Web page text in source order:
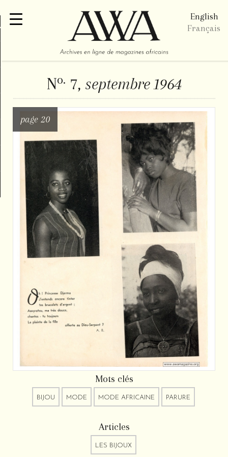
English
Français
No. 7, septembre 1964
page 20
Mots clés
BIJOU MODE MODE AFRICAINE PARURE
Articles
LES BIJOUX